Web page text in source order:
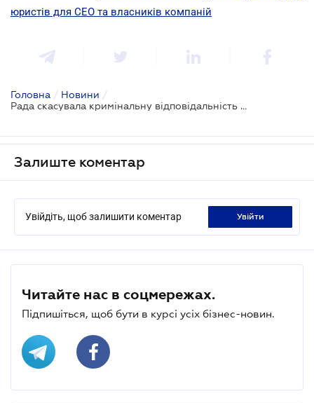
юристів для CEO та власників компаній
Головна / Новини /
Рада скасувала кримінальну відповідальність за фіктивне підприємництво (коментар експерта)
Залиште коментар
Увійдіть, щоб залишити коментар увійти
Читайте нас в соцмережах.
Підпишіться, щоб бути в курсі усіх бізнес-новин.